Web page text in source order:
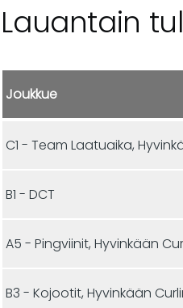
Lauantain
Joukkue
C1 - Team Laatuaika,
B1 - DCT
A5 - Pingviinit, Hyvinkään
B3 - Kojootit, Hyvinkään